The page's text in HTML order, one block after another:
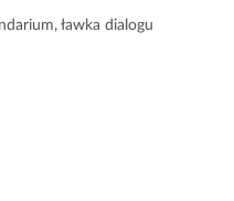
, ławka dialogu